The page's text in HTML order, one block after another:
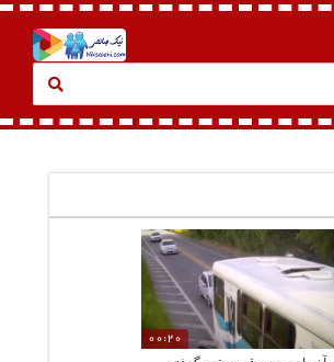
00:20